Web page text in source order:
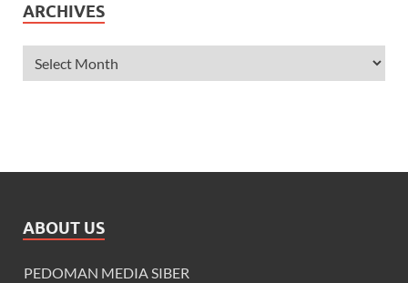
ARCHIVES
ABOUT US
PEDOMAN MEDIA SIBER